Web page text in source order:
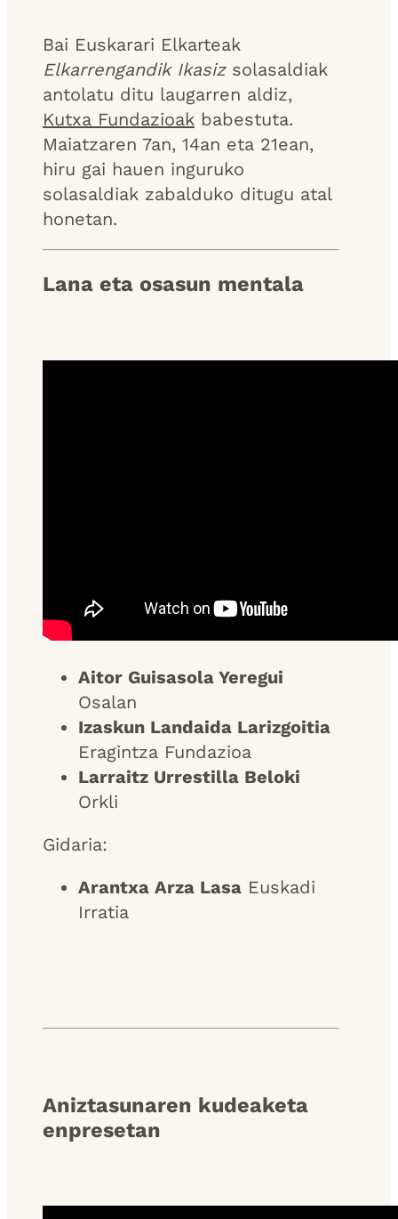
Bai Euskarari Elkarteak
Elkarrengandik Ikasiz solasaldiak
antolatu ditu laugarren aldiz,
Kutxa Fundazioak babestuta.
Maiatzaren 7an, 14an eta 21ean,
hiru gai hauen inguruko
solasaldiak zabalduko ditugu atal
honetan.
Lana eta osasun mentala
Aitor Guisasola Yeregui
Osalan
Izaskun Landaida Larizgoitia
Eragintza Fundazioa
Larraitz Urrestilla Beloki
Orkli
Gidaria:
Arantxa Arza Lasa Euskadi
Irratia
Aniztasunaren kudeaketa
enpresetan